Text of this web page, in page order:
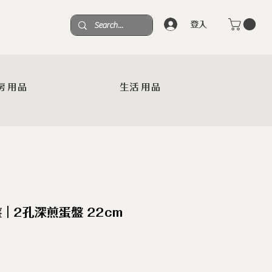
登入
2孔深煎蛋盤 22cm
用品 生活用品